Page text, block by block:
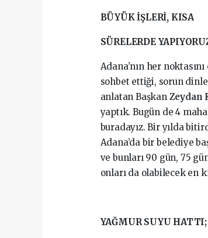
BÜYÜK İŞLERİ, KISA
SÜRELERDE
Adana’nın her
sohbet ettiği, sorun
anlatan Başkan Zeydan
yaptık. Bugün de 4
buradayız. Bir yılda
Adana’da bir belediye
ve bunları 90 gün, 75
onları da olabilecek en
YAĞMUR SUYU